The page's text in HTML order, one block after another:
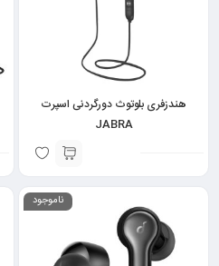
هندزفری بلوتوث دورگردنی اسپرت
JABRA
ناموجود